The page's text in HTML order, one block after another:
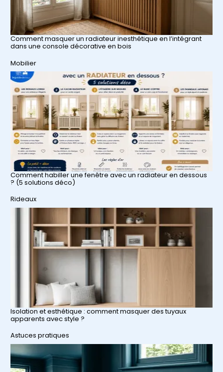
Comment masquer un radiateur inesthétique en l’intégrant
dans une console décorative en bois
Par rapport à
Mobilier
Comment habiller une fenêtre avec un radiateur en dessous
? (5 solutions déco)
Par rapport à
Rideaux
Isolation et esthétique : comment masquer des tuyaux
apparents avec style ?
Par rapport à
Astuces pratiques